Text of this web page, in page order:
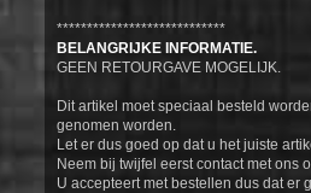
****************************
BELANGRIJKE INFORMATIE.
GEEN RETOURGAVE MOGELIJK.
Dit artikel moet speciaal besteld
genomen worden.
Let er dus goed op dat u het juiste
Neem bij twijfel eerst contact met ons
U accepteert met bestellen dus dat er